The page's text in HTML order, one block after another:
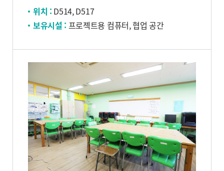
위치 : D514, D517
보유시설 : 프로젝트용 컴퓨터, 협업 공간